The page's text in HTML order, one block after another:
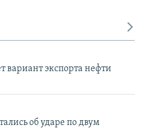
вариант экспорта нефти
об ударе по двум